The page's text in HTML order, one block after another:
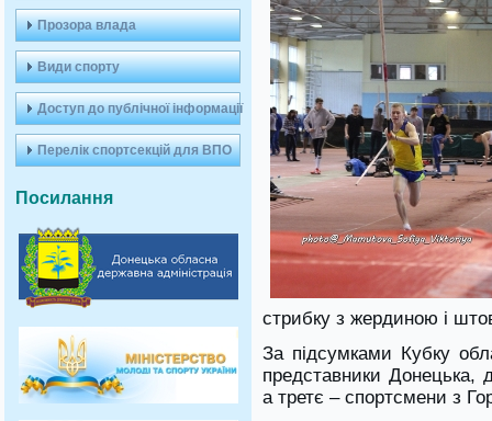
Прозора влада
Види спорту
Доступ до публічної інформації
Перелік спортсекцій для ВПО
Посилання
стрибку з жердиною і
За підсумками Кубку
представники Донецька,
а третє – спортсмени з